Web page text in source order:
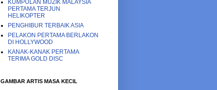
KUMPULAN MUZIK MALAYSIA
PERTAMA TERJUN
HELIKOPTER
PENGHIBUR TERBAIK ASIA
PELAKON PERTAMA BERLAKON
DI HOLLYWOOD
KANAK-KANAK PERTAMA
TERIMA GOLD DISC
GAMBAR ARTIS MASA KECIL